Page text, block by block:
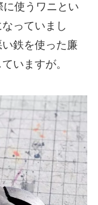
使うワニとい
っていまし
鉄を使った廉
いますが。